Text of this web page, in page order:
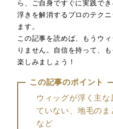
ら、ご自身ですぐに実践で
浮きを解消するプロのテク
ます。
この記事を読めば、もうウ
りません。自信を持って、
楽しみましょう！
この記事のポイント
ウィッグが浮く主
ていない、地毛の
など